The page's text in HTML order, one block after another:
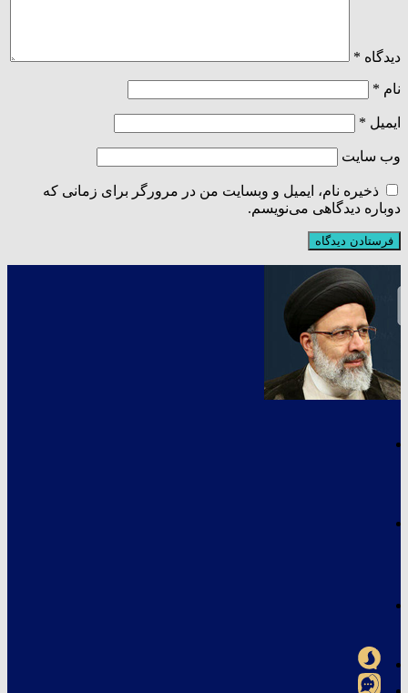
دیدگاه *
نام *
ایمیل *
وب‌ سایت
ذخیره نام، ایمیل و وبسایت من در مرورگر برای زمانی که
دوباره دیدگاهی می‌نویسم.